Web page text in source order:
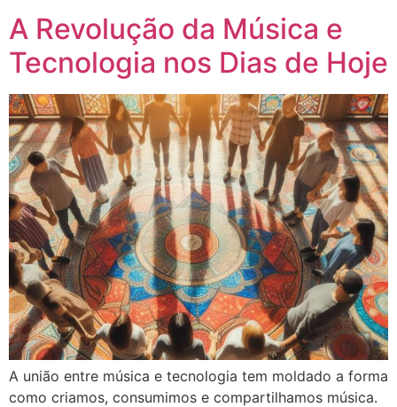
A Revolução da Música e
Tecnologia nos Dias de Hoje
A união entre música e tecnologia tem moldado a forma
como criamos, consumimos e compartilhamos música.